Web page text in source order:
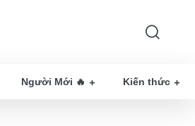
Người Mới 🔥 Kiến thức